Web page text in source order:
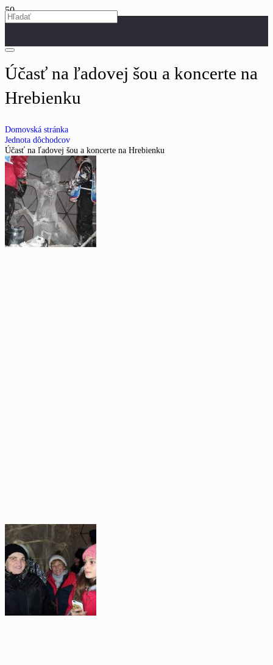
Účasť na ľadovej šou a koncerte na
Hrebienku
Domovská stránka
Jednota dôchodcov
Účasť na ľadovej šou a koncerte na Hrebienku